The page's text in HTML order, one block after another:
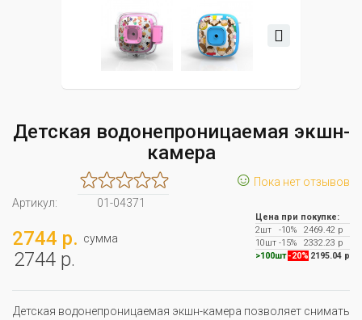
Детская водонепроницаемая экшн-
камера
☺ Пока нет отзывов
Артикул:
01-04371
2744 р. сумма
2744 р.
Цена при покупке:
2шт
-10%
2469.42 р
10шт -15%
2332.23 р
>100шт -20% 2195.04 р
Детская водонепроницаемая экшн-камера позволяет снимать